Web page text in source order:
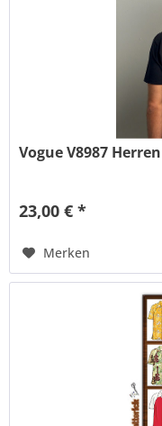
Vogue V8987
23,00 € *
Merken